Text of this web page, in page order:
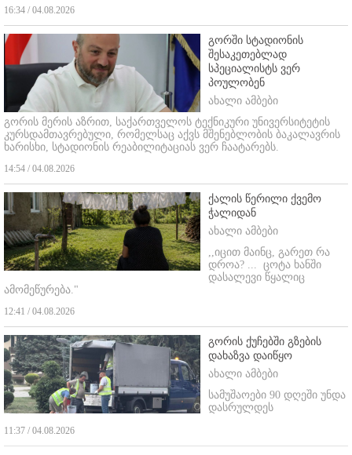
16:34 / 04.08.2026
გორში სტადიონის
შესაკეთებლად
სპეციალისტს ვერ
პოულობენ
ახალი ამბები
გორის მერის აზრით, საქართველოს ტექნიკური უნივერსიტეტის
კურსდამთავრებული, რომელსაც აქვს მშენებლობის ბაკალავრის
ხარისხი, სტადიონის რეაბილიტაციას ვერ ჩაატარებს.
14:54 / 04.08.2026
ქალის წერილი ქვემო
ჭალიდან
ახალი ამბები
,,იცით მაინც, გარეთ რა
დროა? ... ცოტა ხანში
დასალევი წყალიც
ამომეწურება."
12:41 / 04.08.2026
გორის ქუჩებში გზების
დახაზვა დაიწყო
ახალი ამბები
სამუშაოები 90 დღეში უნდა
დასრულდეს
11:37 / 04.08.2026